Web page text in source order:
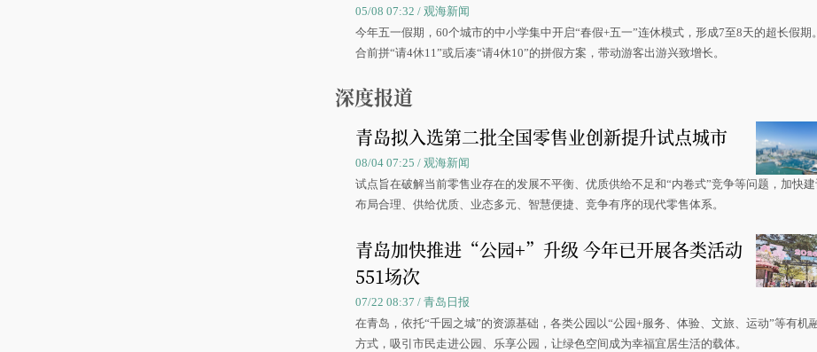
05/08 07:32 / 观海新闻
今年五一假期，60个城市的中小学集中开启“春假+五一”连休模式，形成7至8天的超长假期
合前拼“请4休11”或后凑“请4休10”的拼假方案，带动游客出游兴致增长。
深度报道
青岛拟入选第二批全国零售业创新提升试点城市
08/04 07:25 / 观海新闻
试点旨在破解当前零售业存在的发展不平衡、优质供给不足和“内卷式”竞争等问题，加快
布局合理、供给优质、业态多元、智慧便捷、竞争有序的现代零售体系。
青岛加快推进“公园+”升级 今年已开展各类活动
551场次
07/22 08:37 / 青岛日报
在青岛，依托“千园之城”的资源基础，各类公园以“公园+服务、体验、文旅、运动”等有机
方式，吸引市民走进公园、乐享公园，让绿色空间成为幸福宜居生活的载体。